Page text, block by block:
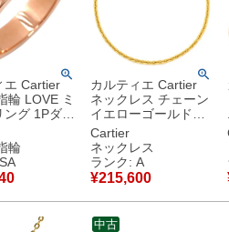
エ Cartier
輪 LOVE ミ
グ 1Pダイ
ゴールド
スモールモ
Ring 750
【中古】
品
輪
カルティエ Cartier
ネックレス チェーン
イエローゴールド
18K 18金 750YG
【中古】中古美品
Cartier
ネックレス
ランク: A
¥215,600
中古